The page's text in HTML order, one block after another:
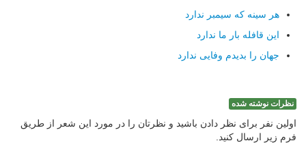
هر سینه كه سیمبر ندارد
این قافله بار ما ندارد
جهان را بدیدم وفایی ندارد
نظرات نوشته شده
اولین نفر برای نظر دادن باشید و نظرتان را در مورد این شعر از طریق
فرم زیر ارسال کنید.